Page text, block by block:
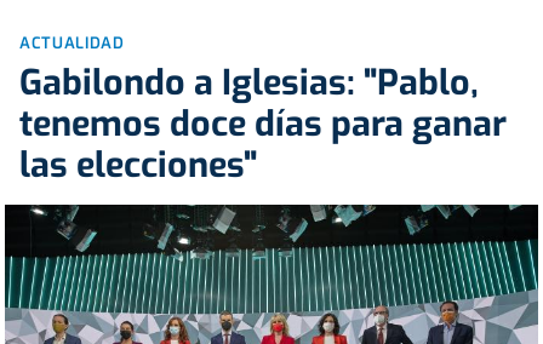
ACTUALIDAD
Gabilondo a Iglesias: "Pablo,
tenemos doce días para ganar
las elecciones"